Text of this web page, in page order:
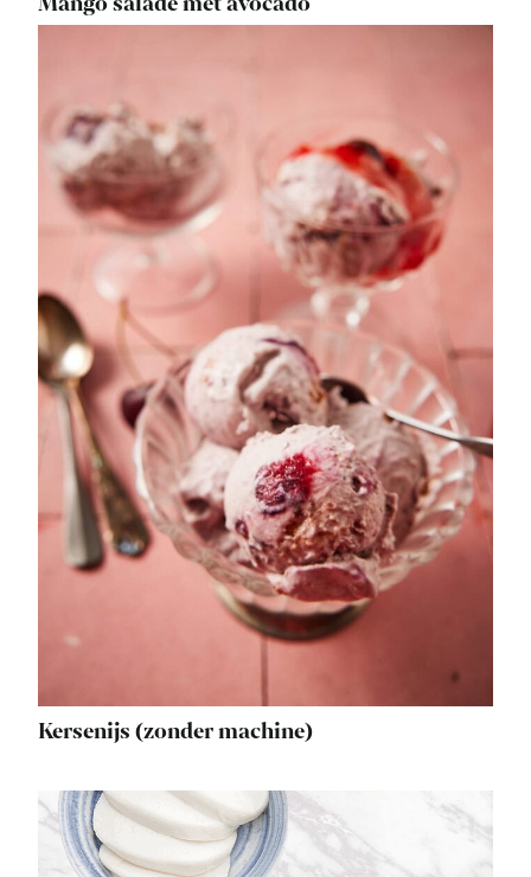
Kersenijs (zonder machine)